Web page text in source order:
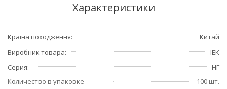
Характеристики
Країна походження
Китай
Виробник товара
IEK
Серия
НГ
Количество в упаковке
100 шт.